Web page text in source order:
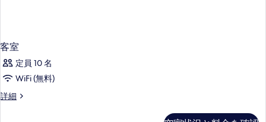
示
す
る
客室
定員 10 名
WiFi (無料)
詳細
客